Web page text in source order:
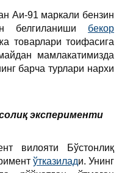
Аи-91 маркали бензин
белгиланиши бекор
товарлари тоифасига
мамлакатимизда
барча турлари нархи
эксперименти
вилояти Бўстонлиқ
ўтказилади. Унинг